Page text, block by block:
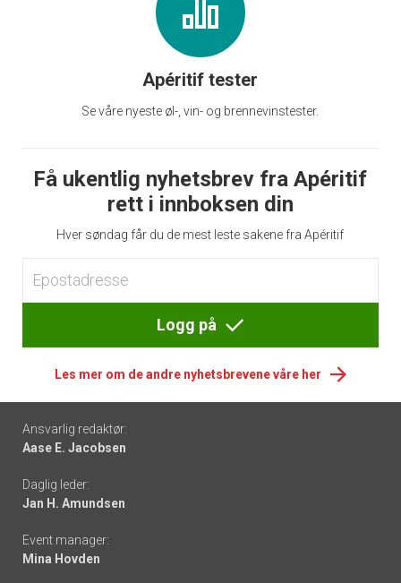
Apéritif tester
Se våre nyeste øl-, vin- og brennevinstester.
Få ukentlig nyhetsbrev fra Apéritif
rett i innboksen din
Hver søndag får du de mest leste sakene fra Apéritif
Logg på
Les mer om de andre nyhetsbrevene våre her
Footer
-
links
Ansvarlig redaktør:
Aase E. Jacobsen
Daglig leder:
Jan H. Amundsen
Event manager:
Mina Hovden